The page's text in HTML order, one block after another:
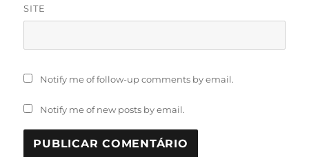
SITE
Notify me of follow-up comments by email.
Notify me of new posts by email.